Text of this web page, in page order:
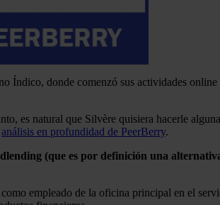
Índico, donde comenzó sus actividades
es natural que Silvère quisiera hacerle
análisis en profundidad de PeerBerry.
(que es por definición una
empleado de la oficina principal en el